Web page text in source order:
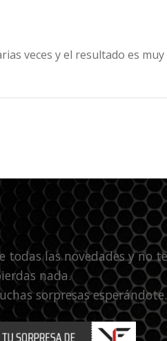
veces y el resultado es
todas las novedades y no
nada.
sorpresas esperándote.